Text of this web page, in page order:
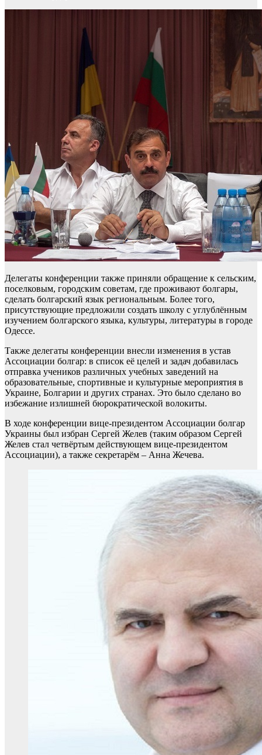
Делегаты конференции также приняли обращение к сельским,
поселковым, городским советам, где проживают болгары,
сделать болгарский язык региональным. Более того,
присутствующие предложили создать школу с углублённым
изучением болгарского языка, культуры, литературы в городе
Одессе.
Также делегаты конференции внесли изменения в устав
Ассоциации болгар: в список её целей и задач добавилась
отправка учеников различных учебных заведений на
образовательные, спортивные и культурные мероприятия в
Украине, Болгарии и других странах. Это было сделано во
избежание излишней бюрократической волокиты.
В ходе конференции вице-президентом Ассоциации болгар
Украины был избран Сергей Желев (таким образом Сергей
Желев стал четвёртым действующем вице-президентом
Ассоциации), а также секретарём – Анна Жечева.